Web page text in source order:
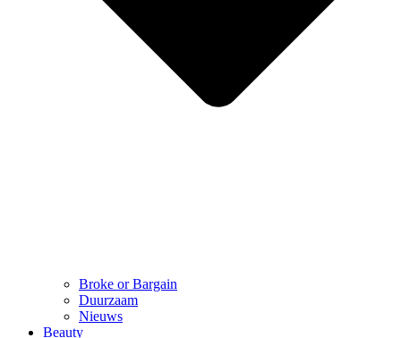
Broke or Bargain
Duurzaam
Nieuws
Beauty